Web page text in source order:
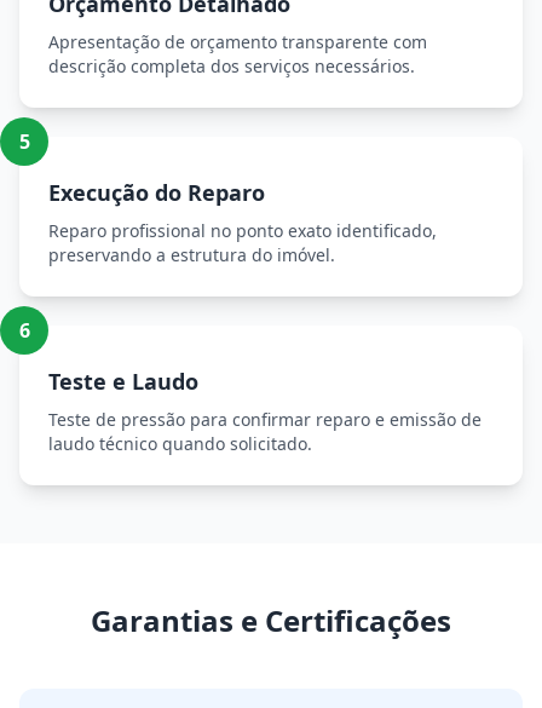
Apresentação de orçamento transparente com
descrição completa dos serviços necessários.
5
Execução do Reparo
Reparo profissional no ponto exato identificado,
preservando a estrutura do imóvel.
6
Teste e Laudo
Teste de pressão para confirmar reparo e emissão de
laudo técnico quando solicitado.
Garantias e Certificações